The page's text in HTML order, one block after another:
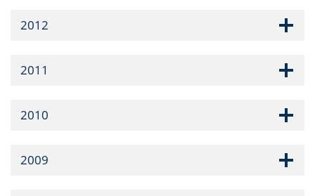
2012
2011
2010
2009